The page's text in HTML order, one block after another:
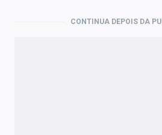
CONTINUA DEPOIS DA